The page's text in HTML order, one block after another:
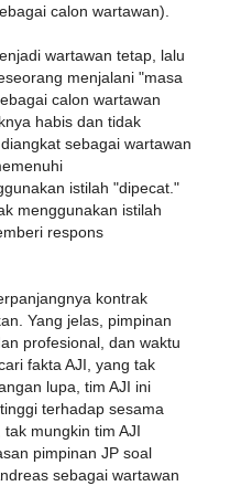
calon wartawan).
wartawan tetap, lalu
menjalani "masa
calon wartawan
habis dan tidak
sebagai wartawan
istilah "dipecat."
menggunakan istilah
respons
kontrak
Yang jelas, pimpinan
profesional, dan waktu
fakta AJI, yang tak
lupa, tim AJI ini
terhadap sesama
mungkin tim AJI
pimpinan JP soal
sebagai wartawan